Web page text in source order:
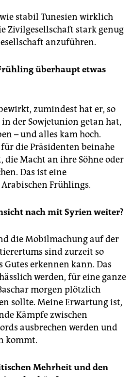
stabil Tunesien wirklich
Zivilgesellschaft stark genug
anzuführen.
überhaupt etwas
zumindest hat er, so
in der Sowjetunion getan hat,
– und alles kam hoch.
die Präsidenten beinahe
die Macht an ihre Söhne oder
Das ist eine
Frühlings.
nach mit Syrien weiter?
die Mobilmachung auf der
sind zurzeit so
Gutes erkennen kann. Das
werden, für eine ganze
morgen plötzlich
sollte. Meine Erwartung ist,
Kämpfe zwischen
ausbrechen werden und
kommt.
Mehrheit und den